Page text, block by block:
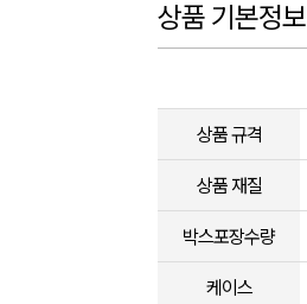
상품 기본정보
상품 규격
상품 재질
박스포장수량
케이스